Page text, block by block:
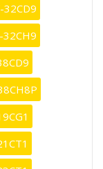
32CD9
32CH9